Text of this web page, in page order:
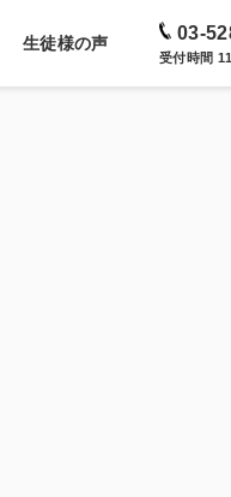
生徒様の声 03-
受付時間